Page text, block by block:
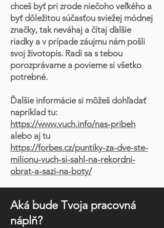
chceš byť pri zrode niečoho veľkého a
byť dôležitou súčasťou sviežej módnej
značky, tak neváhaj a čítaj ďalšie
riadky a v prípade záujmu nám pošli
svoj životopis. Radi sa s tebou
porozprávame a povieme si všetko
potrebné.
Ďalšie informácie si môžeš dohľadať
napríklad tu:
https://www.vuch.info/nas-pribeh
alebo aj tu
https://forbes.cz/puntiky-za-dve-ste-
milionu-vuch-si-sahl-na-rekordni-
obrat-a-sazi-na-boty/
Aká bude Tvoja pracovná
náplň?